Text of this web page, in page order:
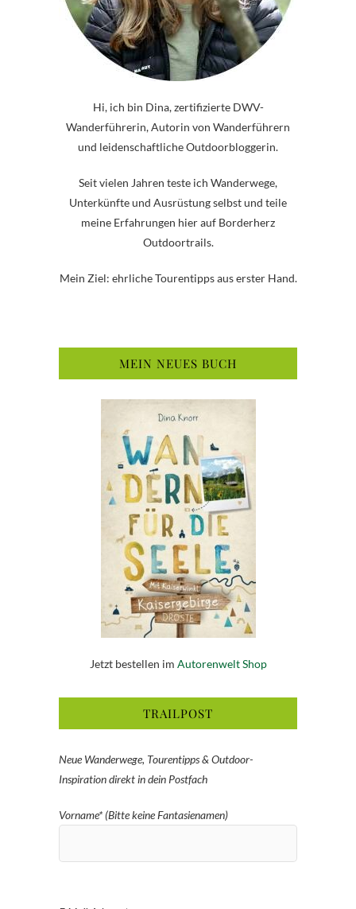
Hi, ich bin Dina, zertifizierte DWV-
Wanderführerin, Autorin von Wanderführern
und leidenschaftliche Outdoorbloggerin.
Seit vielen Jahren teste ich Wanderwege,
Unterkünfte und Ausrüstung selbst und teile
meine Erfahrungen hier auf Borderherz
Outdoortrails.
Mein Ziel: ehrliche Tourentipps aus erster Hand.
MEIN NEUES BUCH
Jetzt bestellen im Autorenwelt Shop
TRAILPOST
Neue Wanderwege, Tourentipps & Outdoor-
Inspiration direkt in dein Postfach
Vorname* (Bitte keine Fantasienamen)